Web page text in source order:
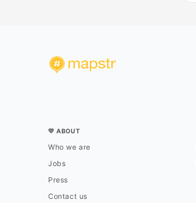
💛 ABOUT
Who we are
Jobs
Press
Contact us